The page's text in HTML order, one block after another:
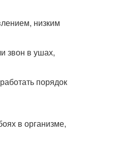
низким
звон в ушах,
порядок
в организме,